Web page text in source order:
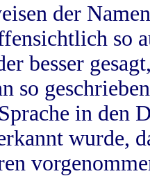
der
so
besser
so
in
wurde,